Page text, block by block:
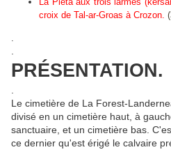
croix de Tal-ar-Groas à Crozon.
.
PRÉSENTATION.
Le cimetière de La Forest-
divisé en un cimetière haut, à
sanctuaire, et un cimetière bas.
ce dernier qu'est érigé le calvaire